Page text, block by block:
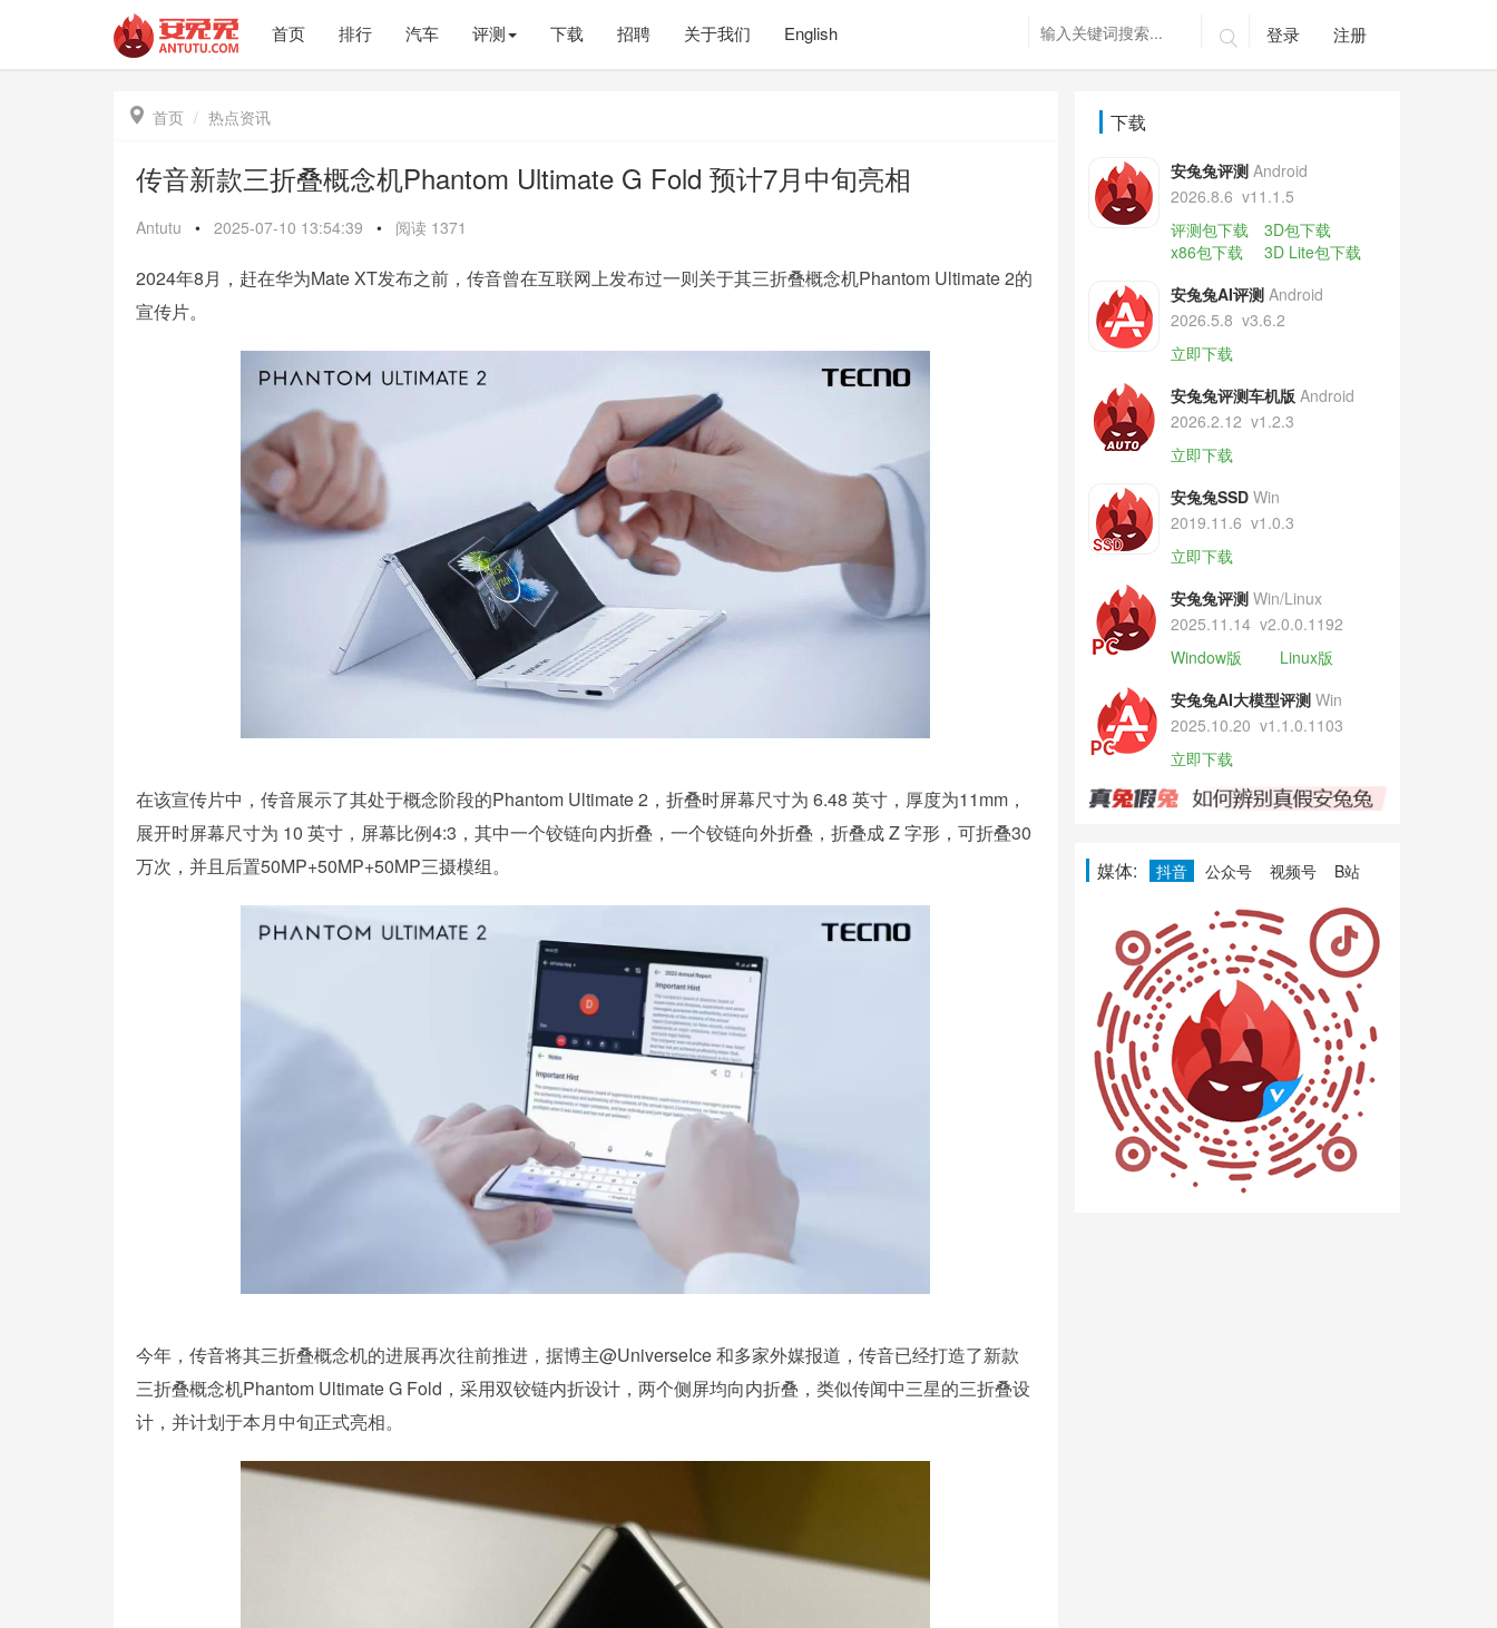
首页 排行 汽车 评测 下载 招聘 关于我们 English  登录 注册
 首页 热点资讯
传音新款三折叠概念机Phantom Ultimate G Fold 预计7月中旬亮相
Antutu • 2025-07-10 13:54:39 • 阅读 1371
2024年8月，赶在华为Mate XT发布之前，传音曾在互联网上发布过一则关于其三折叠概念机Phantom Ultimate 2的
宣传片。
在该宣传片中，传音展示了其处于概念阶段的Phantom Ultimate 2，折叠时屏幕尺寸为 6.48 英寸，厚度为11mm，
展开时屏幕尺寸为 10 英寸，屏幕比例4:3，其中一个铰链向内折叠，一个铰链向外折叠，折叠成 Z 字形，可折叠30
万次，并且后置50MP+50MP+50MP三摄模组。
今年，传音将其三折叠概念机的进展再次往前推进，据博主@UniverseIce 和多家外媒报道，传音已经打造了新款
三折叠概念机Phantom Ultimate G Fold，采用双铰链内折设计，两个侧屏均向内折叠，类似传闻中三星的三折叠设
计，并计划于本月中旬正式亮相。
下载
安兔兔评测 Android
2026.8.6 v11.1.5
评测包下载
3D包下载
x86包下载
3D Lite包下载
安兔兔AI评测 Android
2026.5.8 v3.6.2
立即下载
安兔兔评测车机版 Android
2026.2.12 v1.2.3
立即下载
安兔兔SSD Win
2019.11.6 v1.0.3
立即下载
安兔兔评测 Win/Linux
2025.11.14 v2.0.0.1192
Window版
Linux版
安兔兔AI大模型评测 Win
2025.10.20 v1.1.0.1103
立即下载
媒体: 抖音 公众号 视频号 B站